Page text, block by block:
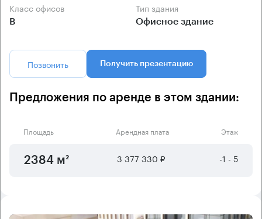
Класс офисов
B
Тип здания
Офисное здание
Позвонить Получить презентацию
Предложения по аренде в этом здании:
Площадь Арендная плата Этаж
2384 м² 3 377 330 ₽ -1 - 5